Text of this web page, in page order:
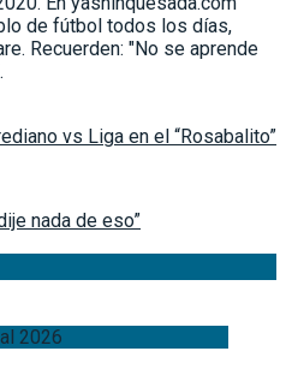
de fútbol todos los días,
Recuerden: "No se aprende
vs Liga en el “Rosabalito”
nada de eso”
2026